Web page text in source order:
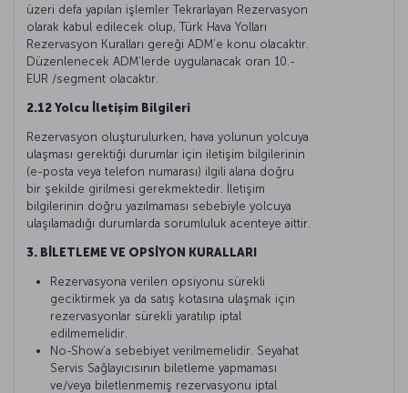
üzeri defa yapılan işlemler Tekrarlayan Rezervasyon
olarak kabul edilecek olup, Türk Hava Yolları
Rezervasyon Kuralları gereği ADM’e konu olacaktır.
Düzenlenecek ADM’lerde uygulanacak oran 10.-
EUR /segment olacaktır.
2.12 Yolcu İletişim Bilgileri
Rezervasyon oluşturulurken, hava yolunun yolcuya
ulaşması gerektiği durumlar için iletişim bilgilerinin
(e-posta veya telefon numarası) ilgili alana doğru
bir şekilde girilmesi gerekmektedir. İletişim
bilgilerinin doğru yazılmaması sebebiyle yolcuya
ulaşılamadığı durumlarda sorumluluk acenteye aittir.
3. BİLETLEME VE OPSİYON KURALLARI
Rezervasyona verilen opsiyonu sürekli
geciktirmek ya da satış kotasına ulaşmak için
rezervasyonlar sürekli yaratılıp iptal
edilmemelidir.
No-Show’a sebebiyet verilmemelidir. Seyahat
Servis Sağlayıcısının biletleme yapmaması
ve/veya biletlenmemiş rezervasyonu iptal